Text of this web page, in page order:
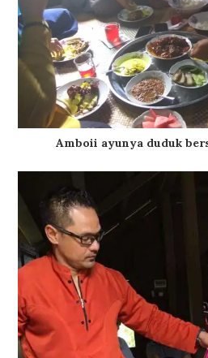
Amboii ayunya duduk